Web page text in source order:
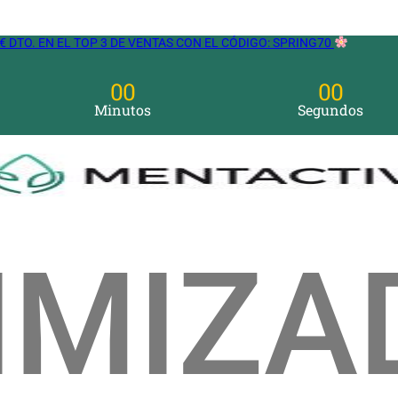
DTO. EN EL TOP 3 DE VENTAS CON EL CÓDIGO: SPRING70
00
Minutos
00
Segundos